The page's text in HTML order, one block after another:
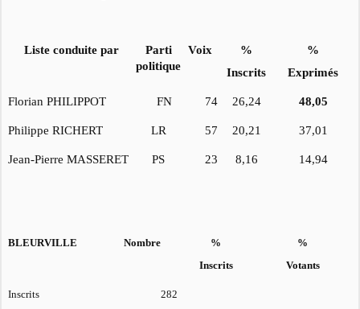
Liste conduite par
Parti
politique
Voix
%
Inscrits
%
Exprimés
Florian PHILIPPOT FN 74 26,24 48,05
Philippe RICHERT LR 57 20,21 37,01
Jean-Pierre MASSERET PS 23 8,16 14,94
BLEURVILLE Nombre
%
Inscrits
%
Votants
Inscrits 282